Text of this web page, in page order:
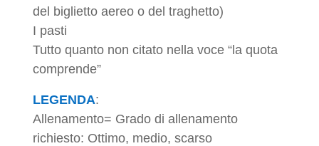
del biglietto aereo o del traghetto)
I pasti
Tutto quanto non citato nella voce “la quota
comprende”
LEGENDA:
Allenamento= Grado di allenamento
richiesto: Ottimo, medio, scarso